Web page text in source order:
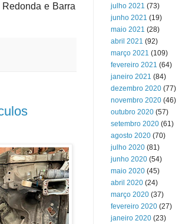
e Barra
julho 2021 (73)
junho 2021 (19)
maio 2021 (28)
abril 2021 (92)
março 2021 (109)
fevereiro 2021 (64)
janeiro 2021 (84)
dezembro 2020 (77)
novembro 2020 (46)
outubro 2020 (57)
setembro 2020 (61)
agosto 2020 (70)
julho 2020 (81)
junho 2020 (54)
maio 2020 (45)
abril 2020 (24)
março 2020 (37)
fevereiro 2020 (27)
janeiro 2020 (23)